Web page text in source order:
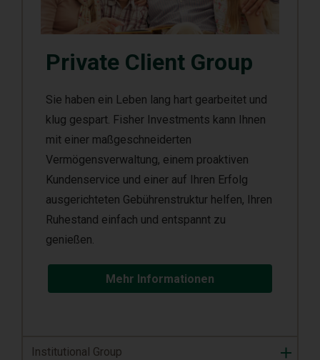
Private Client Group
Sie haben ein Leben lang hart gearbeitet und
klug gespart. Fisher Investments kann Ihnen
mit einer maßgeschneiderten
Vermögensverwaltung, einem proaktiven
Kundenservice und einer auf Ihren Erfolg
ausgerichteten Gebührenstruktur helfen, Ihren
Ruhestand einfach und entspannt zu
genießen.
Mehr Informationen
Institutional Group